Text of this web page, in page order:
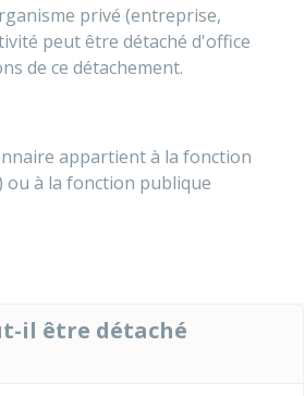
privé (entreprise,
peut être détaché d'office
de ce détachement.
appartient à la fonction
ou à la fonction publique
il être détaché